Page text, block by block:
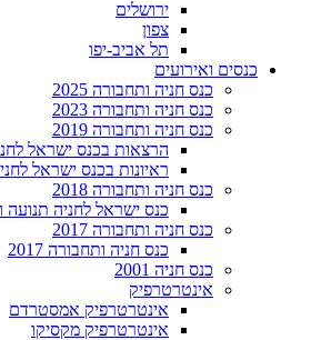
ירושלים
צפון
תל אביב-יפו
כנסים ואירועים
כנס חניה ותחבורה 2025
כנס חניה ותחבורה 2023
כנס חניה ותחבורה 2019
הרצאות בכנס ישראל לחניה
ראיונות בכנס ישראל לחניה
כנס חניה ותחבורה 2018
כנס ישראל לחניה תנועה
כנס חניה ותחבורה 2017
כנס חניה ותחבורה 2017
כנס חניה 2001
אינטרטרפיק
אינטרטרפיק אמסטרדם
אינטרטרפיק מקסיקו